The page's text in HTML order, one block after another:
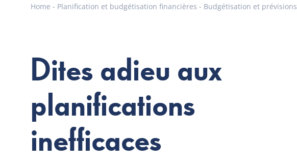
Home - Planification et budgétisation financières - Budgétisation et prévisions
Dites adieu aux
planifications
inefficaces